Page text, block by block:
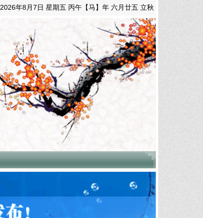
2026年8月7日 星期五 丙午【马】年 六月廿五 立秋